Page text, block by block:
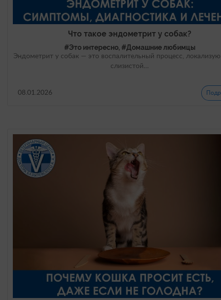
Что такое эндометрит у собак?
#Это интересно, #Домашние любимцы
Эндометрит у собак — это воспалительный процесс,
слизистой…
08.01.2026